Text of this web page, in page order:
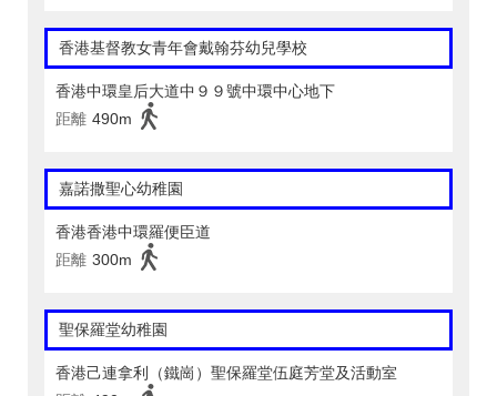
香港基督教女青年會戴翰芬幼兒學校
香港中環皇后大道中９９號中環中心地下
距離 490m
嘉諾撒聖心幼稚園
香港香港中環羅便臣道
距離 300m
聖保羅堂幼稚園
香港己連拿利（鐵崗）聖保羅堂伍庭芳堂及活動室